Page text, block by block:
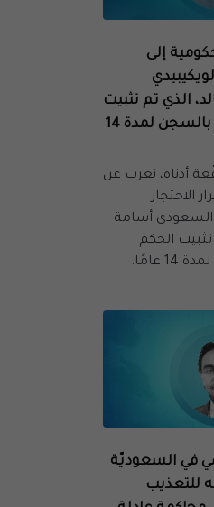
إلى
الذي تم تثبيت
الحكم الصادر بحقه بالسجن لمدة 14
أدناه، نعرب عن
الاحتجاز
السعودي أسامة
الحكم
عامًا.
في السعوديّة
للتعذيب